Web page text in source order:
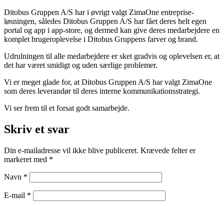
Ditobus Gruppen A/S har i øvrigt valgt ZimaOne entreprise-
løsningen, således Ditobus Gruppen A/S har fået deres helt egen
portal og app i app-store, og dermed kan give deres medarbejdere en
komplet brugeroplevelse i Ditobus Gruppens farver og brand.
Udrulningen til alle medarbejdere er sket gradvis og oplevelsen er, at
det har været smidigt og uden særlige problemer.
Vi er meget glade for, at Ditobus Gruppen A/S har valgt ZimaOne
som deres leverandør til deres interne kommunikationsstrategi.
Vi ser frem til et forsat godt samarbejde.
Skriv et svar
Din e-mailadresse vil ikke blive publiceret. Krævede felter er
markeret med *
Navn *
E-mail *